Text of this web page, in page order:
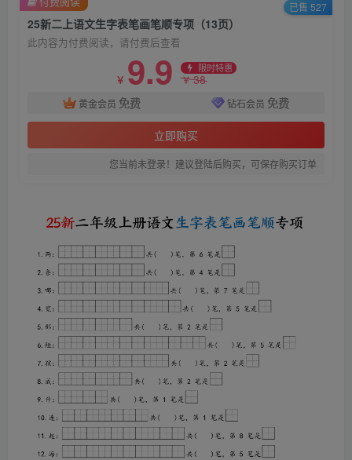
25新二上语文生字表笔画笔顺专项（13页）
此内容为付费阅读，请付费后查看
￥ 9.9 限时特惠
￥38
黄金会员 免费 钻石会员 免费
立即购买
您当前未登录！建议登陆后购买，可保存购买订单
已售 527